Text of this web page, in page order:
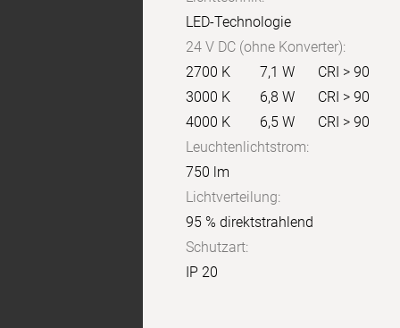
LED-Technologie
24 V DC (ohne Konverter):
2700 K
7,1 W
CRI > 90
3000 K
6,8 W
CRI > 90
4000 K
6,5 W
CRI > 90
Leuchtenlichtstrom:
750 lm
Lichtverteilung:
95 % direktstrahlend
Schutzart:
IP 20